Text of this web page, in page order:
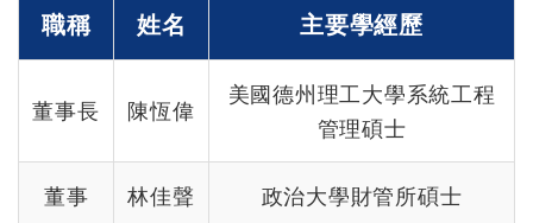
永續發展
職稱 姓名 主要學經歷
董事長 陳恆偉
美國德州理工大學系統工程
管理碩士
董事 林佳聲 政治大學財管所碩士